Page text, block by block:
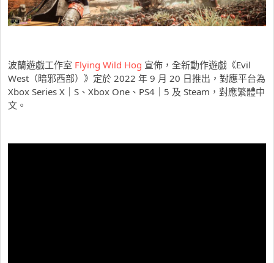
波蘭遊戲工作室 Flying Wild Hog 宣佈，全新動作遊戲《Evil
West（暗邪西部）》定於 2022 年 9 月 20 日推出，對應平台為
Xbox Series X｜S、Xbox One、PS4｜5 及 Steam，對應繁體中
文。